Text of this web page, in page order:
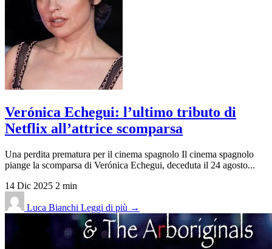
Verónica Echegui: l’ultimo tributo di
Netflix all’attrice scomparsa
Una perdita prematura per il cinema spagnolo Il cinema spagnolo
piange la scomparsa di Verónica Echegui, deceduta il 24 agosto...
14 Dic 2025 2 min
Luca Bianchi Leggi di più →